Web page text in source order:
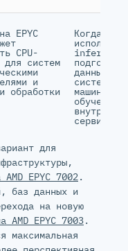
EPYC
CPU-
для систем
и
обработки
Когда
данных,
систем,
машинного
обучения
сервисов
для
EPYC 7002.
баз данных и
на новую
AMD EPYC 7003.
максимальная